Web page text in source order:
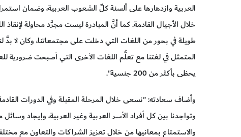
العربية وازدهارها على ألسنة كلِّ الشعوب العربية، وضمان
خلال الأجيال القادمة. كما أنَّ المبادرة ليست مجرَّد محاولة لإنقاذ
طويلة في بحور من اللغات التي دخلت على مجتمعاتنا، وكان لا بدَّ
المتمثل في لغتنا مع تعلُّم اللغات الأخرى التي أصبحت ضرورية
يحظى بأكثر من 200 جنسية".
وأضاف سعادته: "نسعى خلال المرحلة المقبلة وفي الدورات
وتواجدنا بين كل أفراد الأسر العربية وغير العربية، وإيجاد وسائل
والاستمتاع بمعانيها من خلال تعزيز الشراكات والتعاون مع